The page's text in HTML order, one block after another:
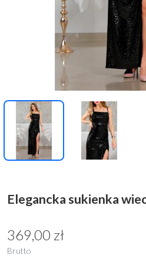
Elegancka sukienka
369,00 zł
Brutto